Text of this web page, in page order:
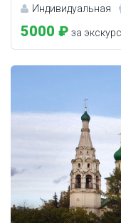
Индивидуальная
5000 ₽ за